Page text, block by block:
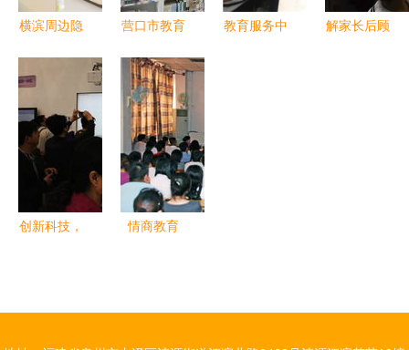
展访企拓岗
彻新发展理
活动
核”企业魅
量就业
横滨周边隐
索超越地标
的小众教育
与文化之旅
营口市教育
锋志愿服务
蔚然成风，
教育服务绽
放时代光彩
教育服务中
解家长后顾
创新科技，
情商教育